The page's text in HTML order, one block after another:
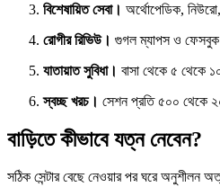
বিশেষায়িত সেবা। অর্থোপেডিক, নিউরো,
রোগীর রিভিউ। গুগল ম্যাপস ও
যাতায়াত সুবিধা। বাসা থেকে ৫ থেকে
স্বচ্ছ খরচ। সেশন প্রতি ৫০০ থেকে
বাড়িতে কীভাবে যত্ন নেবেন?
সঠিক সেন্টার বেছে নেওয়ার পর ঘরে অনুশীলন